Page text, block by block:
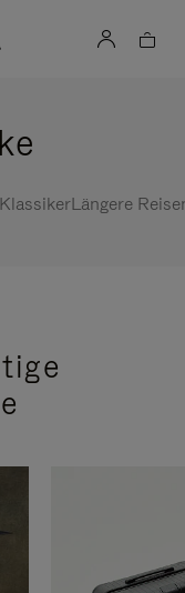
Längere